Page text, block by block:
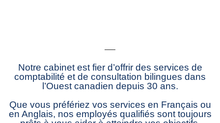
Notre cabinet est fier d’offrir des services de
comptabilité et de consultation bilingues dans
l’Ouest canadien depuis 30 ans.
Que vous préfériez vos services en Français ou
en Anglais, nos employés qualifiés sont toujours